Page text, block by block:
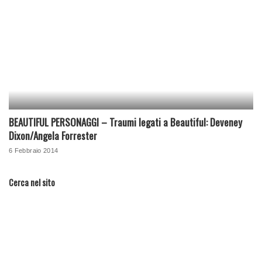
BEAUTIFUL PERSONAGGI – Traumi legati a Beautiful: Deveney
Dixon/Angela Forrester
6 Febbraio 2014
Cerca nel sito